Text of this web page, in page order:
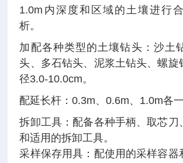
1.0m内深度和区域的土壤进行
析。
加配各种类型的土壤钻头：沙土
头、多石钻头、泥浆土钻头、螺旋
径3.0-10.0cm。
配延长杆：0.3m、0.6m、1.0m各一
拆卸工具：配备各种手柄、取芯刀
和适用的拆卸工具。
采样保存用具：配使用的采样容器